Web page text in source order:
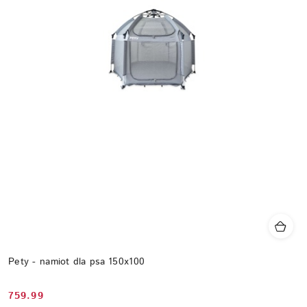
Pety - namiot dla psa 150x100
Cena
759.99